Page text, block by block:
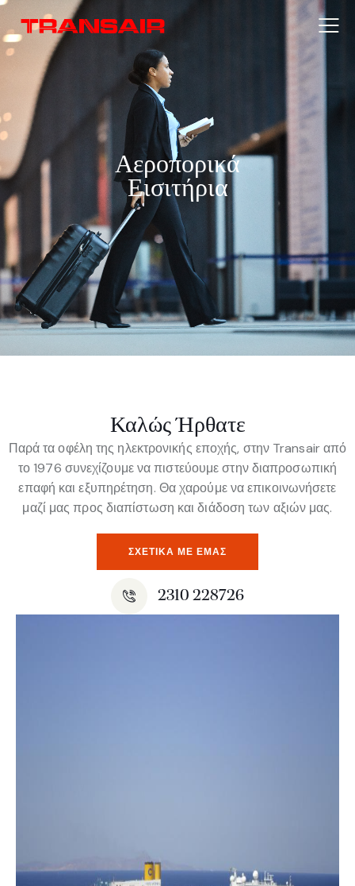
Αεροπορικά
Εισιτήρια
Καλώς Ήρθατε
Παρά τα οφέλη της ηλεκτρονικής εποχής, στην Transair από
το 1976 συνεχίζουμε να πιστεύουμε στην διαπροσωπική
επαφή και εξυπηρέτηση. Θα χαρούμε να επικοινωνήσετε
μαζί μας προς διαπίστωση και διάδοση των αξιών μας.
ΣΧΕΤΙΚΆ ΜΕ ΕΜΆΣ
2310 228726